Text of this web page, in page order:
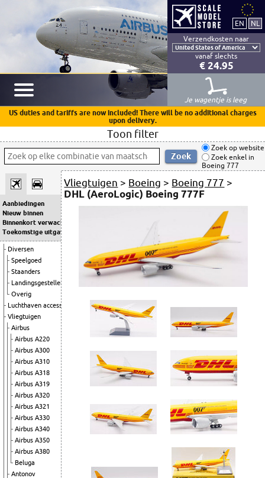
Verzendkosten naar
vanaf slechts
€ 24.95
Je wagentje is leeg
US duties and tariffs are now included! There will be no additional charges
upon delivery.
Toon filter
Zoek op website
Zoek enkel in
Boeing 777
Aanbiedingen
Nieuw binnen
Binnenkort verwacht
Toekomstige uitgaven
Diversen
Speelgoed
Staanders
Landingsgestellen
Overig
Luchthaven accessoires
Vliegtuigen
Airbus
Airbus A220
Airbus A300
Airbus A310
Airbus A318
Airbus A319
Airbus A320
Airbus A321
Airbus A330
Airbus A340
Airbus A350
Airbus A380
Beluga
Antonov
Vliegtuigen > Boeing > Boeing 777 >
DHL (AeroLogic) Boeing 777F